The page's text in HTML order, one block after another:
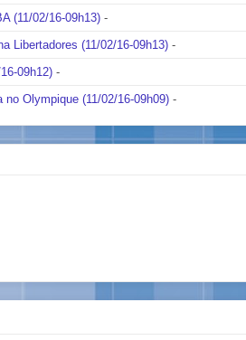
(11/02/16-09h13) -
Libertadores (11/02/16-09h13) -
09h12) -
Olympique (11/02/16-09h09) -